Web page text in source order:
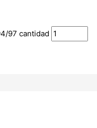
97 cantidad